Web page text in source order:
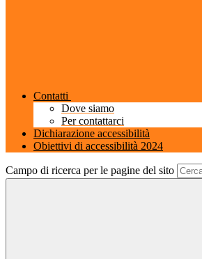
Contatti
Dove siamo
Per contattarci
Dichiarazione accessibilità
Obiettivi di accessibilità 2024
Campo di ricerca per le pagine del sito